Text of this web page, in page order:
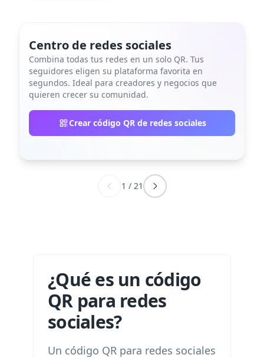
Centro de redes sociales
Combina todas tus redes en un solo QR. Tus
seguidores eligen su plataforma favorita en
segundos. Ideal para creadores y negocios que
quieren crecer su comunidad.
Crear código QR de redes sociales
1 / 21
¿Qué es un código
QR para redes
sociales?
Un código QR para redes sociales